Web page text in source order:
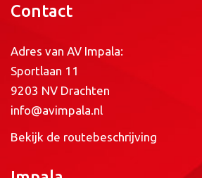
Contact
Adres van AV Impala:
Sportlaan 11
9203 NV Drachten
info@avimpala.nl
Bekijk de routebeschrijving